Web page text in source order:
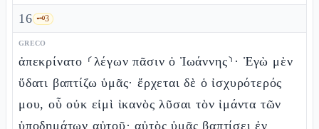
16 🗝️3
GRECO
ἀπεκρίνατο ⸂λέγων πᾶσιν ὁ Ἰωάννης⸃· Ἐγὼ μὲν
ὕδατι βαπτίζω ὑμᾶς· ἔρχεται δὲ ὁ ἰσχυρότερός
μου, οὗ οὐκ εἰμὶ ἱκανὸς λῦσαι τὸν ἱμάντα τῶν
ὑποδημάτων αὐτοῦ· αὐτὸς ὑμᾶς βαπτίσει ἐν